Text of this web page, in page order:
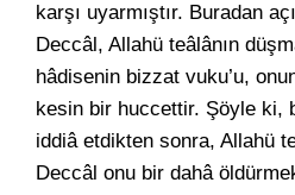
karşı uyarmıştır. Buradan
Deccâl, Allahü teâlânın
hâdisenin bizzat vuku’u,
kesin bir huccettir. Şöyle ki,
iddiâ etdikten sonra, Allahü
Deccâl onu bir dahâ